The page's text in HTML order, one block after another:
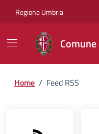
Regione Umbria
Home / Feed RSS